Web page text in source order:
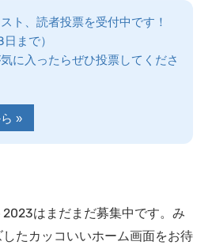
ト、読者投票を受付中です！
まで）
に入ったらぜひ投票してくださ
»
はまだまだ募集中です。み
たカッコいいホーム画面をお待